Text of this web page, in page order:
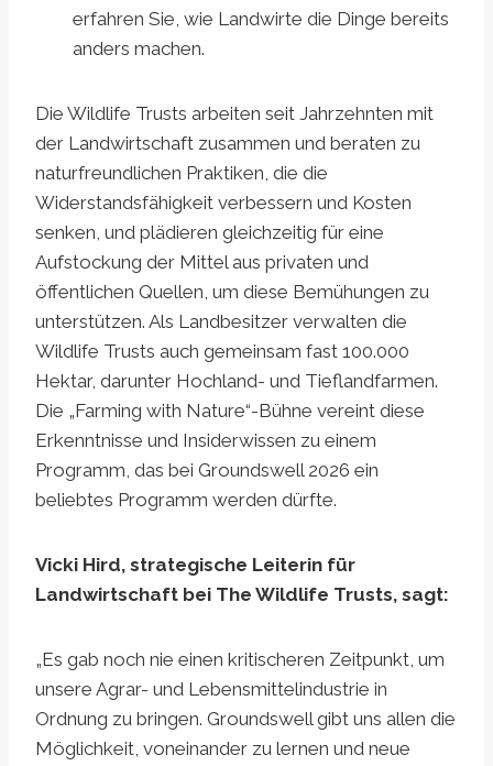
erfahren Sie, wie Landwirte die Dinge bereits
anders machen.
Die Wildlife Trusts arbeiten seit Jahrzehnten mit
der Landwirtschaft zusammen und beraten zu
naturfreundlichen Praktiken, die die
Widerstandsfähigkeit verbessern und Kosten
senken, und plädieren gleichzeitig für eine
Aufstockung der Mittel aus privaten und
öffentlichen Quellen, um diese Bemühungen zu
unterstützen. Als Landbesitzer verwalten die
Wildlife Trusts auch gemeinsam fast 100.000
Hektar, darunter Hochland- und Tieflandfarmen.
Die „Farming with Nature“-Bühne vereint diese
Erkenntnisse und Insiderwissen zu einem
Programm, das bei Groundswell 2026 ein
beliebtes Programm werden dürfte.
Vicki Hird, strategische Leiterin für
Landwirtschaft bei The Wildlife Trusts, sagt:
„Es gab noch nie einen kritischeren Zeitpunkt, um
unsere Agrar- und Lebensmittelindustrie in
Ordnung zu bringen. Groundswell gibt uns allen die
Möglichkeit, voneinander zu lernen und neue